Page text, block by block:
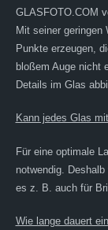
GLASFOTO.COM
Mit seiner geringen
Punkte erzeugen,
bloßem Auge nicht
Details im Glas
Kann jedes Glas
Für eine optimale
notwendig.
es z. B. auch für
Wie lange dauert